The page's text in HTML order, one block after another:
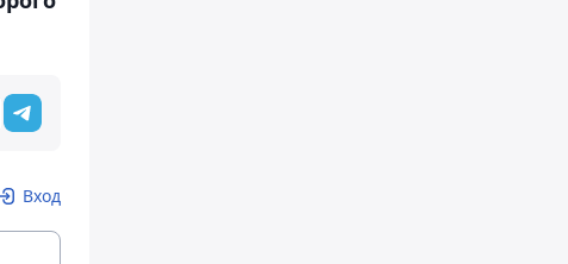
Вход